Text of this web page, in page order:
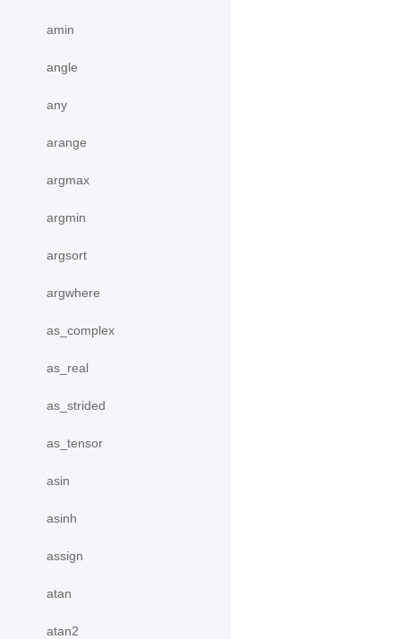
amin
angle
any
arange
argmax
argmin
argsort
argwhere
as_complex
as_real
as_strided
as_tensor
asin
asinh
assign
atan
atan2